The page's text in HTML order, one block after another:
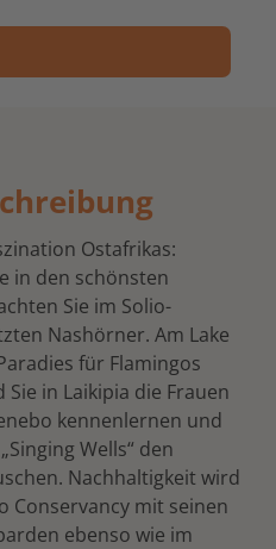
Ostafrikas:
in den schönsten
Sie im Solio-
Nashörner. Am Lake
für Flamingos
in Laikipia die Frauen
kennenlernen und
Wells“ den
Nachhaltigkeit wird
Conservancy mit seinen
ebenso wie im